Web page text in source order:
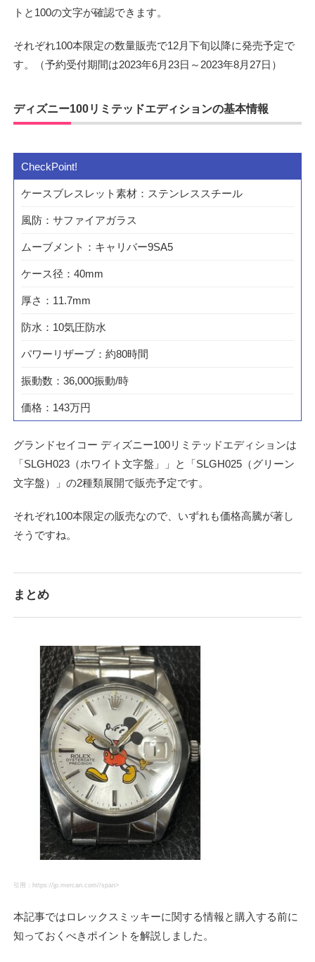
トと100の文字が確認できます。
それぞれ100本限定の数量販売で12月下旬以降に発売予定で
す。（予約受付期間は2023年6月23日～2023年8月27日）
ディズニー100リミテッドエディションの基本情報
ケースブレスレット素材：ステンレススチール
風防：サファイアガラス
ムーブメント：キャリバー9SA5
ケース径：40mm
厚さ：11.7mm
防水：10気圧防水
パワーリザーブ：約80時間
振動数：36,000振動/時
価格：143万円
グランドセイコー ディズニー100リミテッドエディションは
「SLGH023（ホワイト文字盤」」と「SLGH025（グリーン
文字盤）」の2種類展開で販売予定です。
それぞれ100本限定の販売なので、いずれも価格高騰が著し
そうですね。
まとめ
引用：https://jp.mercari.com//span>
本記事ではロレックスミッキーに関する情報と購入する前に
知っておくべきポイントを解説しました。